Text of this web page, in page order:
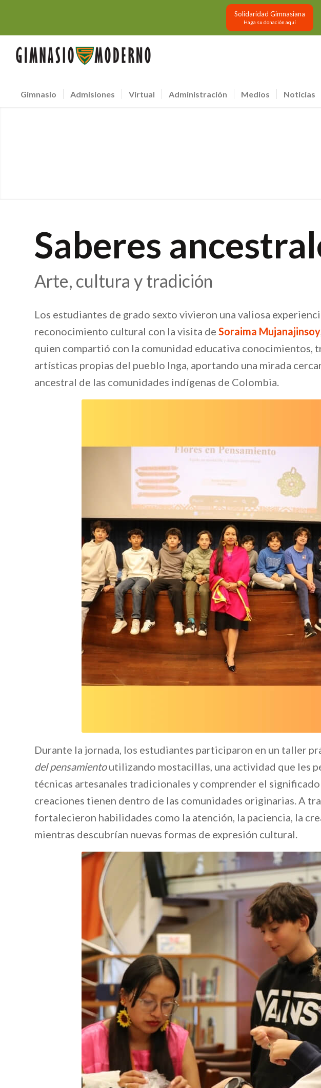
Solidaridad Gimnasiana
Haga su donación aquí
Gimnasio Admisiones Virtual Administración Medios Noticias
Saberes
Arte, cultura y tradición
Los estudiantes de grado sexto vivieron una valiosa
reconocimiento cultural con la visita de Soraima Mujanajinsoy
quien compartió con la comunidad educativa conocimientos,
artísticas propias del pueblo Inga, aportando una mirada
ancestral de las comunidades indígenas de Colombia.
Durante la jornada, los estudiantes participaron en un taller
del pensamientoutilizando mostacillas, una actividad que les
técnicas artesanales tradicionales y comprender el
creaciones tienen dentro de las comunidades originarias. A
fortalecieron habilidades como la atención, la paciencia, la
mientras descubrían nuevas formas de expresión cultural.